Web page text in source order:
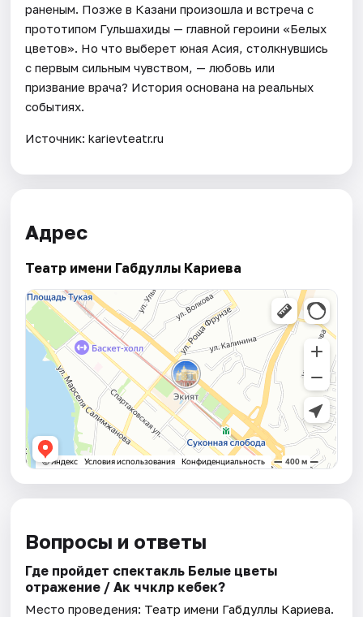
раненым. Позже в Казани произошла и встреча с
прототипом Гульшахиды — главной героини «Белых
цветов». Но что выберет юная Асия, столкнувшись
с первым сильным чувством, — любовь или
призвание врача? История основана на реальных
событиях.
Источник: karievteatr.ru
Адрес
Театр имени Габдуллы Кариева
Вопросы и ответы
Где пройдет спектакль Белые цветы
отражение / Ак чәчәкләр кебек?
Место проведения: Театр имени Габдуллы Кариева.